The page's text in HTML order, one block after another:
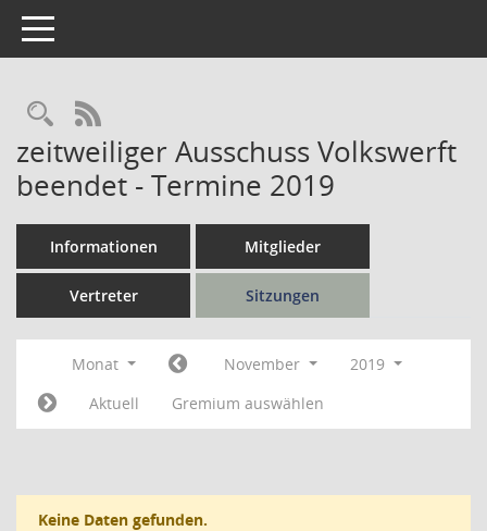
Toggle navigation
Rechercheauswahl
RSS-Feed
zeitweiliger Ausschuss Volkswerft
beendet - Termine 2019
Informationen Mitglieder
Vertreter Sitzungen
Monat November
2019
Aktuell
Gremium auswählen
Keine Daten gefunden.